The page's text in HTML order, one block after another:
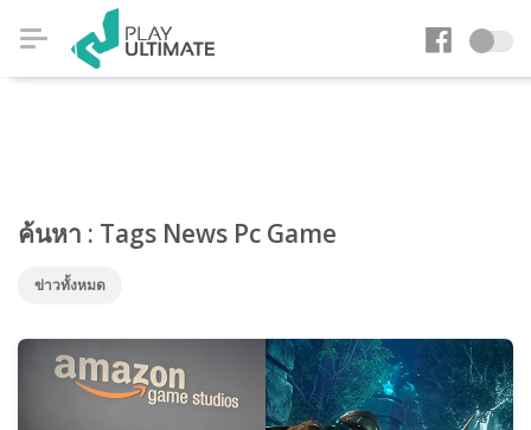
ค้นหา : Tags News Pc Game
ข่าวทั้งหมด